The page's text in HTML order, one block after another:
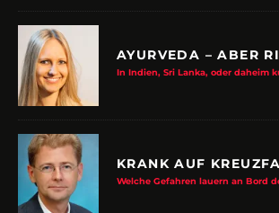
AYURVEDA – ABER
In Indien, Sri Lanka, oder daheim
KRANK AUF
Welche Gefahren lauern an Bord